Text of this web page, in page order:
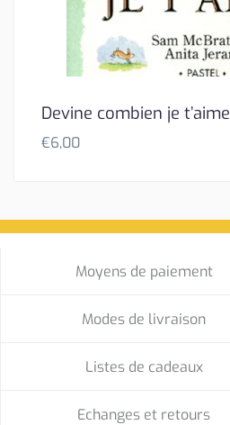
Devine combien je t’aime
€6,00
Moyens de paiement
Modes de livraison
Listes de cadeaux
Echanges et retours